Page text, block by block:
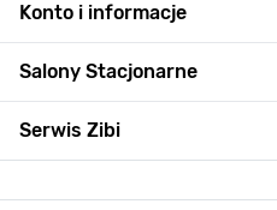
Konto i informacje
Salony Stacjonarne
Serwis Zibi